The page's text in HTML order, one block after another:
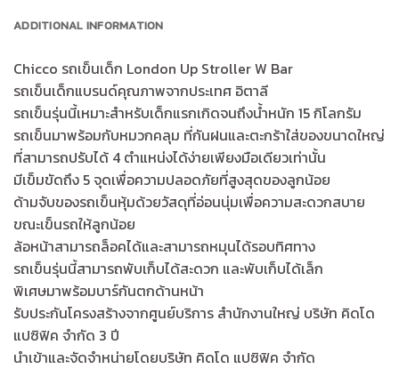
ADDITIONAL INFORMATION
Chicco รถเข็นเด็ก London Up Stroller W Bar
รถเข็นเด็กแบรนด์คุณภาพจากประเทศ อิตาลี
รถเข็นรุ่นนี้เหมาะสำหรับเด็กแรกเกิดจนถึงน้ำหนัก 15 กิโลกรัม
รถเข็นมาพร้อมกับหมวกคลุม ที่กันฝนและตะกร้าใส่ของขนาดใหญ่
ที่สามารถปรับได้ 4 ตำแหน่งได้ง่ายเพียงมือเดียวเท่านั้น
มีเข็มขัดถึง 5 จุดเพื่อความปลอดภัยที่สูงสุดของลูกน้อย
ด้ามจับของรถเข็นหุ้มด้วยวัสดุที่อ่อนนุ่มเพื่อความสะดวกสบาย
ขณะเข็นรถให้ลูกน้อย
ล้อหน้าสามารถล็อคได้และสามารถหมุนได้รอบทิศทาง
รถเข็นรุ่นนี้สามารถพับเก็บได้สะดวก และพับเก็บได้เล็ก
พิเศษมาพร้อมบาร์กันตกด้านหน้า
รับประกันโครงสร้างจากศูนย์บริการ สำนักงานใหญ่ บริษัท คิดโด
แปซิฟิค จำกัด 3 ปี
นำเข้าและจัดจำหน่ายโดยบริษัท คิดโด แปซิฟิค จำกัด